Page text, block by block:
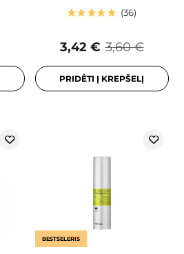
36
3,60 €
3,42 €
PRIDĖTI Į KREPŠELĮ
BESTSELERIS